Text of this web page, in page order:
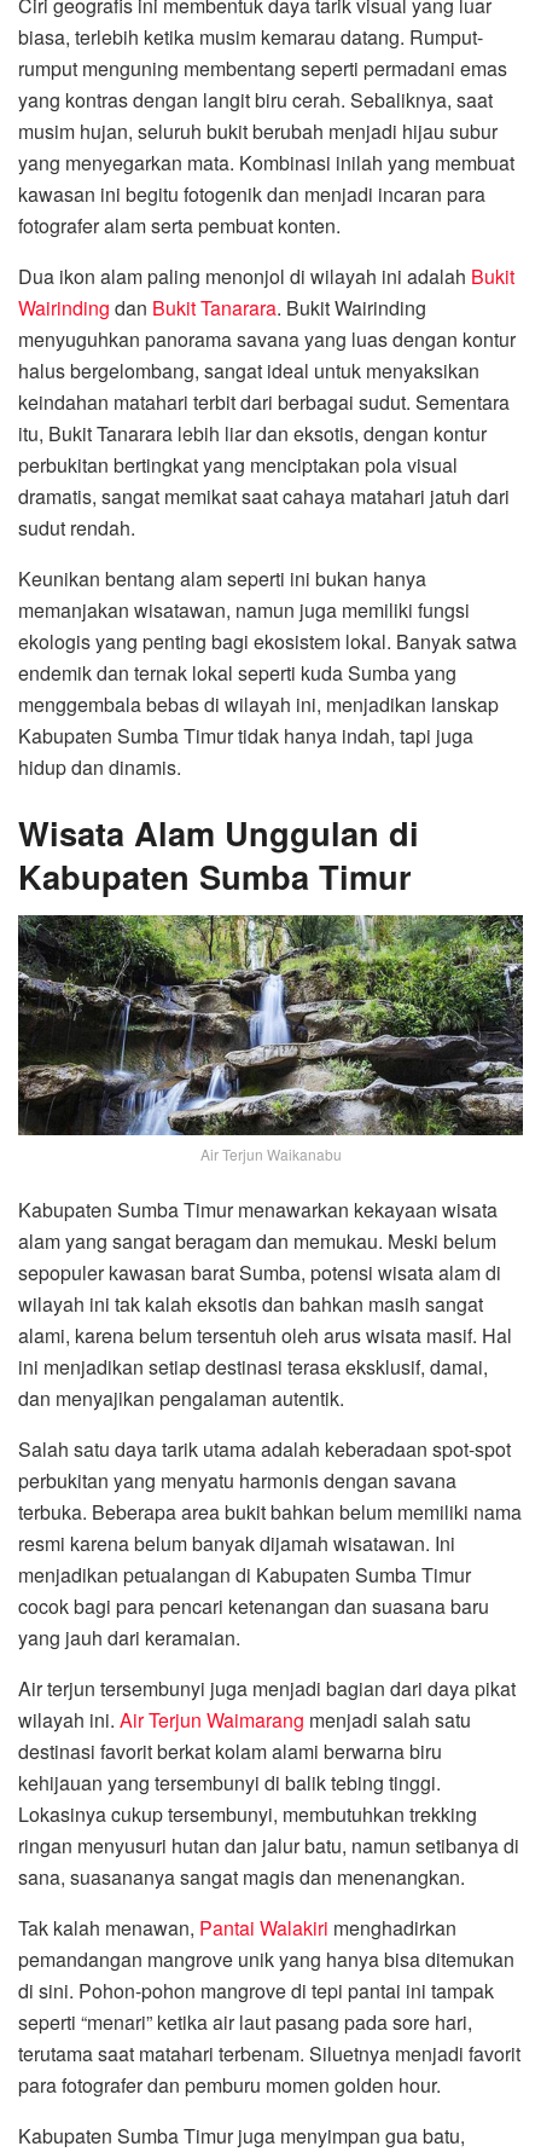
Ciri geografis ini membentuk daya tarik visual yang luar
biasa, terlebih ketika musim kemarau datang. Rumput-
rumput menguning membentang seperti permadani emas
yang kontras dengan langit biru cerah. Sebaliknya, saat
musim hujan, seluruh bukit berubah menjadi hijau subur
yang menyegarkan mata. Kombinasi inilah yang membuat
kawasan ini begitu fotogenik dan menjadi incaran para
fotografer alam serta pembuat konten.
Dua ikon alam paling menonjol di wilayah ini adalah Bukit
Wairinding dan Bukit Tanarara. Bukit Wairinding
menyuguhkan panorama savana yang luas dengan kontur
halus bergelombang, sangat ideal untuk menyaksikan
keindahan matahari terbit dari berbagai sudut. Sementara
itu, Bukit Tanarara lebih liar dan eksotis, dengan kontur
perbukitan bertingkat yang menciptakan pola visual
dramatis, sangat memikat saat cahaya matahari jatuh dari
sudut rendah.
Keunikan bentang alam seperti ini bukan hanya
memanjakan wisatawan, namun juga memiliki fungsi
ekologis yang penting bagi ekosistem lokal. Banyak satwa
endemik dan ternak lokal seperti kuda Sumba yang
menggembala bebas di wilayah ini, menjadikan lanskap
Kabupaten Sumba Timur tidak hanya indah, tapi juga
hidup dan dinamis.
Wisata Alam Unggulan di
Kabupaten Sumba Timur
Air Terjun Waikanabu
Kabupaten Sumba Timur menawarkan kekayaan wisata
alam yang sangat beragam dan memukau. Meski belum
sepopuler kawasan barat Sumba, potensi wisata alam di
wilayah ini tak kalah eksotis dan bahkan masih sangat
alami, karena belum tersentuh oleh arus wisata masif. Hal
ini menjadikan setiap destinasi terasa eksklusif, damai,
dan menyajikan pengalaman autentik.
Salah satu daya tarik utama adalah keberadaan spot-spot
perbukitan yang menyatu harmonis dengan savana
terbuka. Beberapa area bukit bahkan belum memiliki nama
resmi karena belum banyak dijamah wisatawan. Ini
menjadikan petualangan di Kabupaten Sumba Timur
cocok bagi para pencari ketenangan dan suasana baru
yang jauh dari keramaian.
Air terjun tersembunyi juga menjadi bagian dari daya pikat
wilayah ini. Air Terjun Waimarang menjadi salah satu
destinasi favorit berkat kolam alami berwarna biru
kehijauan yang tersembunyi di balik tebing tinggi.
Lokasinya cukup tersembunyi, membutuhkan trekking
ringan menyusuri hutan dan jalur batu, namun setibanya di
sana, suasananya sangat magis dan menenangkan.
Tak kalah menawan, Pantai Walakiri menghadirkan
pemandangan mangrove unik yang hanya bisa ditemukan
di sini. Pohon-pohon mangrove di tepi pantai ini tampak
seperti “menari” ketika air laut pasang pada sore hari,
terutama saat matahari terbenam. Siluetnya menjadi favorit
para fotografer dan pemburu momen golden hour.
Kabupaten Sumba Timur juga menyimpan gua batu,